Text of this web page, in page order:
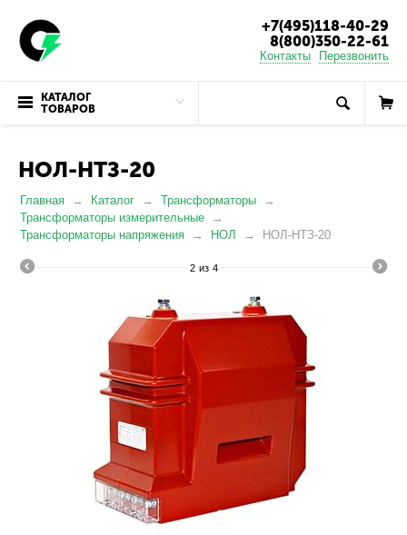
+7(495)118-40-29
8(800)350-22-61
Контакты Перезвонить
КАТАЛОГ
ТОВАРОВ
НОЛ-НТЗ-20
Главная Каталог
Трансформаторы
Трансформаторы измерительные
Трансформаторы напряжения
НОЛ НОЛ-НТЗ-20
2 из 4